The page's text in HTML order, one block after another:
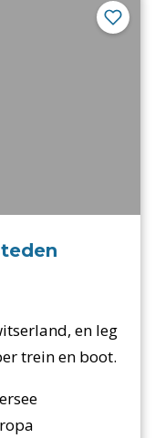
en leg
trein en boot.